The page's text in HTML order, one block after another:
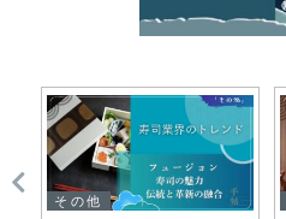
その他